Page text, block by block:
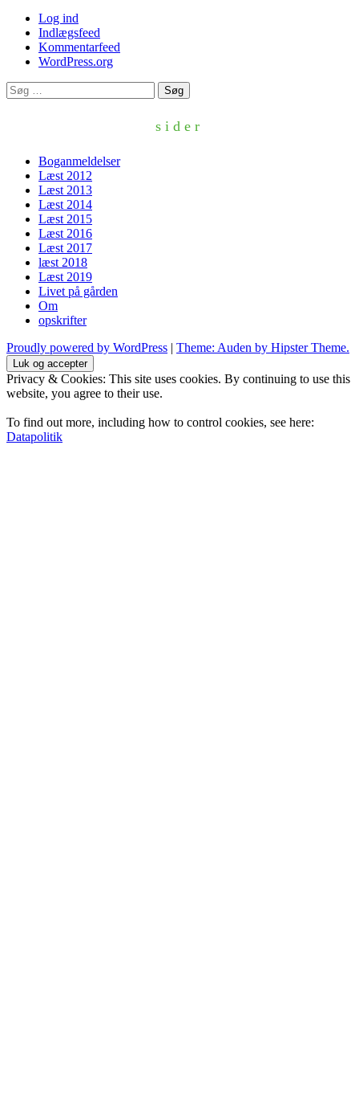
Log ind
Indlægsfeed
Kommentarfeed
WordPress.org
Søg
efter:
sider
Boganmeldelser
Læst 2012
Læst 2013
Læst 2014
Læst 2015
Læst 2016
Læst 2017
læst 2018
Læst 2019
Livet på gården
Om
opskrifter
Proudly powered by WordPress | Theme: Auden by Hipster Theme.
Privacy & Cookies: This site uses cookies. By continuing to use this
website, you agree to their use.
To find out more, including how to control cookies, see here:
Datapolitik